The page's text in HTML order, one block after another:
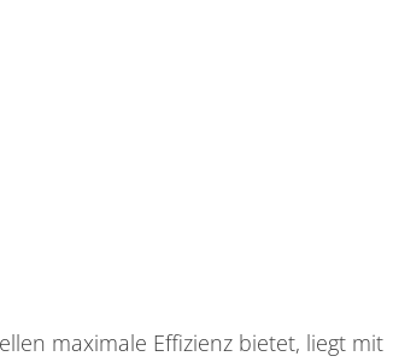
maximale Effizienz bietet, liegt mit